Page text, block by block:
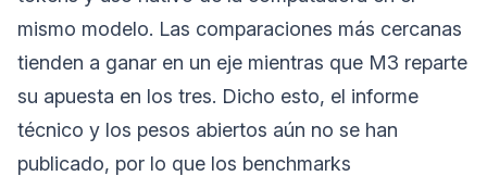
mismo modelo. Las comparaciones más cercanas
tienden a ganar en un eje mientras que M3 reparte
su apuesta en los tres. Dicho esto, el informe
técnico y los pesos abiertos aún no se han
publicado, por lo que los benchmarks